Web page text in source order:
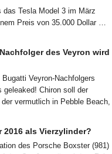
Tesla Model 3 im März
Preis von 35.000 Dollar …
des Veyron wird
Veyron-Nachfolgers
geleaked! Chiron soll der
vermutlich in Pebble Beach,
2016 als Vierzylinder?
des Porsche Boxster (981)